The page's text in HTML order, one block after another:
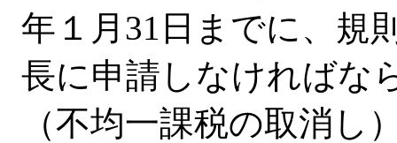
年１月31日までに、規
長に申請しなければな
（不均一課税の取消し